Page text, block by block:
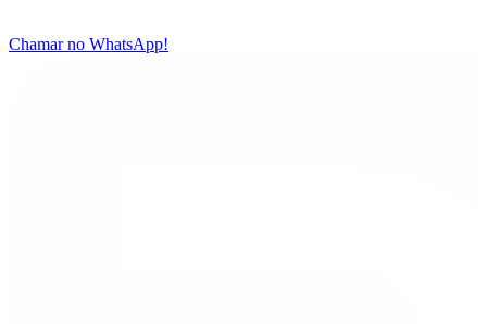
Chamar no WhatsApp!